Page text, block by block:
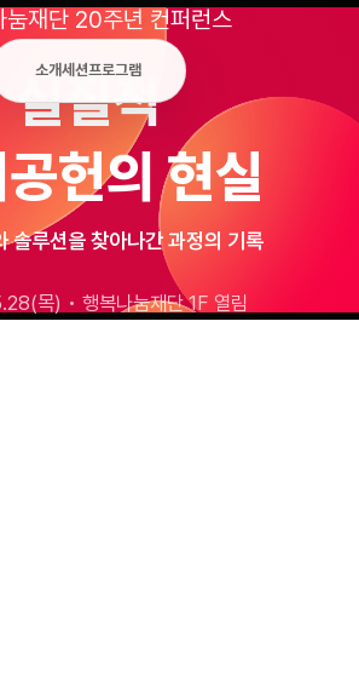
소개세션프로그램
눔재단 20주년 컨퍼런스
실질적
헌의 현실
솔루션을 찾아나간 과정의 기록
목) • 행복나눔재단 1F 열림